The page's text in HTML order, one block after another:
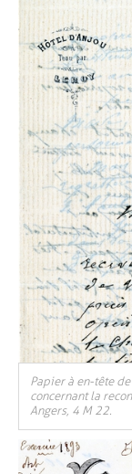
Papier à en-tête
concernant la
Angers, 4 M 22.